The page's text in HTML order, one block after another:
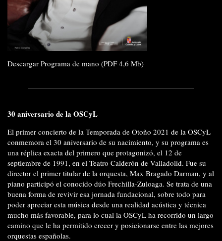
Descargar Programa de mano (PDF 4,6 Mb)
30 aniversario de la OSCyL
El primer concierto de la Temporada de Otoño 2021 de la OSCyL
conmemora el 30 aniversario de su nacimiento, y su programa es
una réplica exacta del primero que protagonizó, el 12 de
septiembre de 1991, en el Teatro Calderón de Valladolid. Fue su
director el primer titular de la orquesta, Max Bragado Darman, y al
piano participó el conocido dúo Frechilla-Zuloaga. Se trata de una
buena forma de revivir esa jornada fundacional, sobre todo para
poder apreciar esta música desde una realidad acústica y técnica
mucho más favorable, para lo cual la OSCyL ha recorrido un largo
camino que le ha permitido crecer y posicionarse entre las mejores
orquestas españolas.